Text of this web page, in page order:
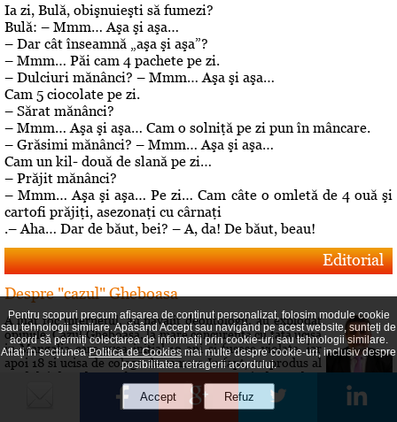
Ia zi, Bulă, obişnuieşti să fumezi?
Bulă: – Mmm… Aşa şi aşa…
– Dar cât înseamnă „aşa şi aşa”?
– Mmm… Păi cam 4 pachete pe zi.
– Dulciuri mănânci? – Mmm… Aşa şi aşa…
Cam 5 ciocolate pe zi.
– Sărat mănânci?
– Mmm… Aşa şi aşa… Cam o solniţă pe zi pun în mâncare.
– Grăsimi mănânci? – Mmm… Aşa şi aşa…
Cam un kil- două de slană pe zi…
– Prăjit mănânci?
– Mmm… Aşa şi aşa… Pe zi… Cam câte o omletă de 4 ouă şi
cartofi prăjiţi, asezonaţi cu cârnaţi
.– Aha… Dar de băut, bei? – A, da! De băut, beau!
Editorial
Despre "cazul" Gheboasa
A luat foc internetul, au navalit deontologii, au explodat
opiniile. Cazul Gheboasa, la mare concurenta cu fata ucisa
in Mangalia care avea initial 12 ani si fusese violata, iar
apoi 18 si ucisa de colega de camera In fapt, un produs al
gradului de cultura aferent unor concetateni, domnul cu
pricina a fost lasat sa evolueze intr-o siluire a...
Pentru scopuri precum afișarea de conținut personalizat, folosim module cookie
sau tehnologii similare. Apăsând Accept sau navigând pe acest website, sunteți de
acord să permiți colectarea de informații prin cookie-uri sau tehnologii similare.
Aflați în secțiuneaPolitica de Cookies mai multe despre cookie-uri, inclusiv despre
posibilitatea retragerii acordului.